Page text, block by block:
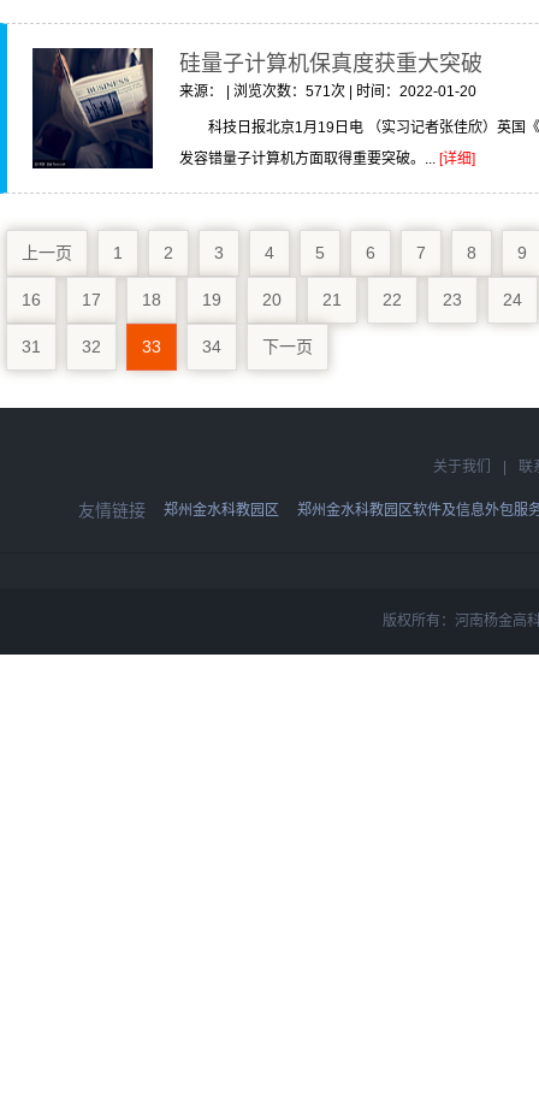
硅量子计算机保真度获重大突破
来源： | 浏览次数：571次 | 时间：2022-01-20
科技日报北京1月19日电 （实习记者张佳欣）英国
发容错量子计算机方面取得重要突破。... [详细]
上一页 1 2 3 4 5 6 7 8 9
16 17 18 19 20 21 22 23 24
31 32 33 34 下一页
关于我们 联
友情链接 郑州金水科教园区 郑州金水科教园区软件及信息外包服
版权所有：河南杨金高